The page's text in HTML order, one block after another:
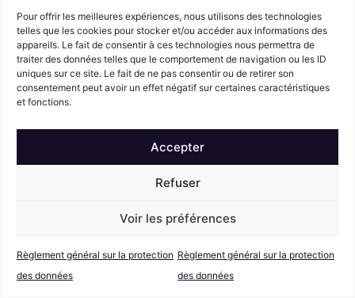
Pour offrir les meilleures expériences, nous utilisons des technologies
telles que les cookies pour stocker et/ou accéder aux informations des
appareils. Le fait de consentir à ces technologies nous permettra de
traiter des données telles que le comportement de navigation ou les ID
uniques sur ce site. Le fait de ne pas consentir ou de retirer son
consentement peut avoir un effet négatif sur certaines caractéristiques
et fonctions.
Accepter
Refuser
Voir les préférences
Règlement général sur la protection
des données
Règlement général sur la protection
des données
m
a
i
l
*
R
G
D
P
*
J’ai pris connaissance duRèglement Général sur
la Protection des Donnéesdu Rucher Créatif et je
consens au traitement de mes données personnelles
dans ces conditions.*